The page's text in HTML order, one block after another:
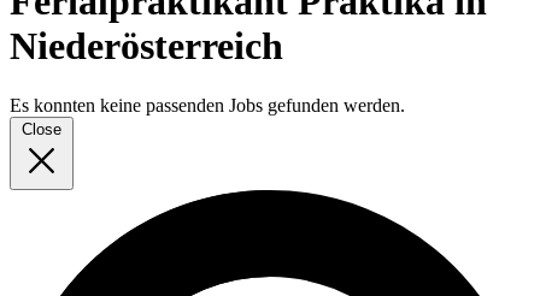
Niederösterreich
Es konnten keine passenden Jobs gefunden werden.
Close